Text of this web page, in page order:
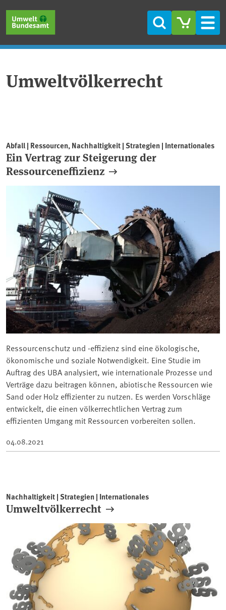
Suche
Umweltvölkerrecht
Abfall | Ressourcen, Nachhaltigkeit | Strategien | Internationales
Ein Vertrag zur Steigerung der
Ressourceneffizienz
Ressourcenschutz und -effizienz sind eine ökologische,
ökonomische und soziale Notwendigkeit. Eine Studie im
Auftrag des UBA analysiert, wie internationale Prozesse und
Verträge dazu beitragen können, abiotische Ressourcen wie
Sand oder Holz effizienter zu nutzen. Es werden Vorschläge
entwickelt, die einen völkerrechtlichen Vertrag zum
effizienten Umgang mit Ressourcen vorbereiten sollen.
04.08.2021
Nachhaltigkeit | Strategien | Internationales
Umweltvölkerrecht